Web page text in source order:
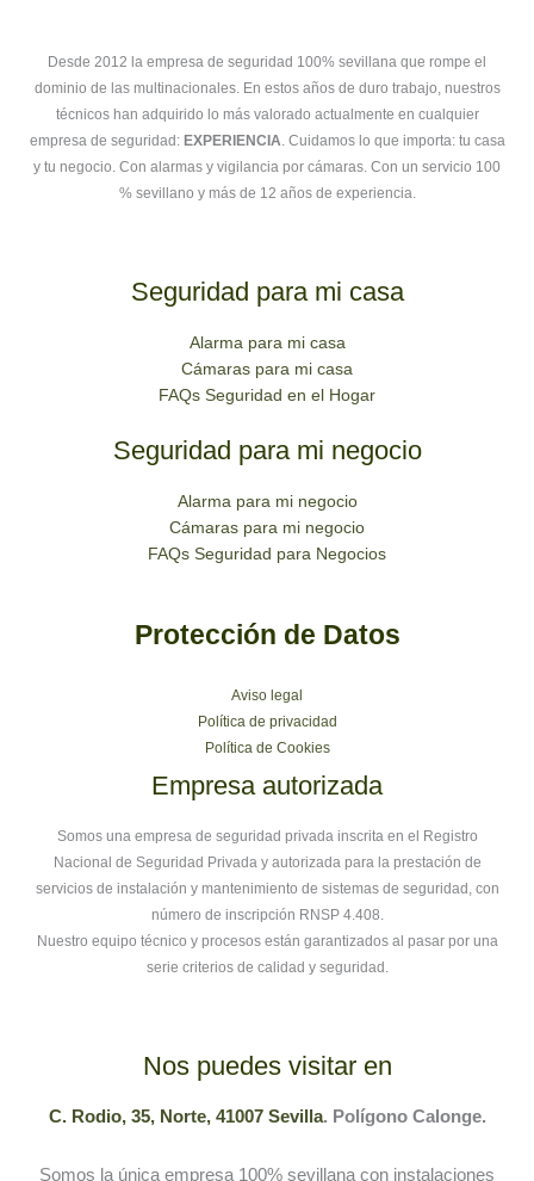
Desde 2012 la empresa de seguridad 100% sevillana que rompe el
dominio de las multinacionales. En estos años de duro trabajo, nuestros
técnicos han adquirido lo más valorado actualmente en cualquier
empresa de seguridad: EXPERIENCIA. Cuidamos lo que importa: tu casa
y tu negocio. Con alarmas y vigilancia por cámaras. Con un servicio 100
% sevillano y más de 12 años de experiencia.
Seguridad para mi casa
Alarma para mi casa
Cámaras para mi casa
FAQs Seguridad en el Hogar
Seguridad para mi negocio
Alarma para mi negocio
Cámaras para mi negocio
FAQs Seguridad para Negocios
Protección de Datos
Aviso legal
Política de privacidad
Política de Cookies
Empresa autorizada
Somos una empresa de seguridad privada inscrita en el Registro
Nacional de Seguridad Privada y autorizada para la prestación de
servicios de instalación y mantenimiento de sistemas de seguridad, con
número de inscripción RNSP 4.408.
Nuestro equipo técnico y procesos están garantizados al pasar por una
serie criterios de calidad y seguridad.
Nos puedes visitar en
C. Rodio, 35, Norte, 41007 Sevilla. Polígono Calonge.
Somos la única empresa 100% sevillana con instalaciones